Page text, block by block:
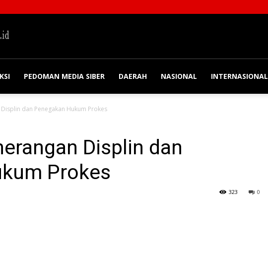
PEDOMAN MEDIA SIBER DAERAH NASIONAL INTERNASIONAL
dan Penegakan Hukum Prokes
Displin dan
Prokes
0
323